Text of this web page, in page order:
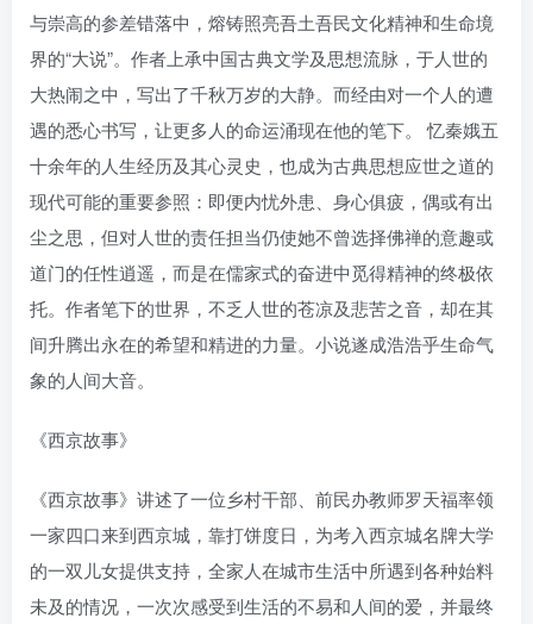
与崇高的参差错落中，熔铸照亮吾土吾民文化精神和生命境
界的“大说”。作者上承中国古典文学及思想流脉，于人世的
大热闹之中，写出了千秋万岁的大静。而经由对一个人的遭
遇的悉心书写，让更多人的命运涌现在他的笔下。 忆秦娥五
十余年的人生经历及其心灵史，也成为古典思想应世之道的
现代可能的重要参照：即便内忧外患、身心俱疲，偶或有出
尘之思，但对人世的责任担当仍使她不曾选择佛禅的意趣或
道门的任性逍遥，而是在儒家式的奋进中觅得精神的终极依
托。作者笔下的世界，不乏人世的苍凉及悲苦之音，却在其
间升腾出永在的希望和精进的力量。小说遂成浩浩乎生命气
象的人间大音。
《西京故事》
《西京故事》讲述了一位乡村干部、前民办教师罗天福率领
一家四口来到西京城，靠打饼度日，为考入西京城名牌大学
的一双儿女提供支持，全家人在城市生活中所遇到各种始料
未及的情况，一次次感受到生活的不易和人间的爱，并最终